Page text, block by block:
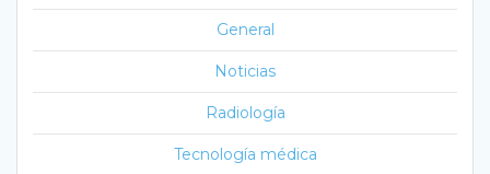
General
Noticias
Radiología
Tecnología médica